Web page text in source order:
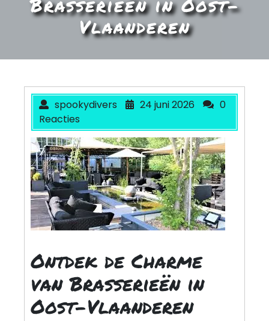
Vlaanderen
spookydivers 24 juni 2026
0
Reacties
Ontdek de Charme
van Brasserieën in
Oost-Vlaanderen